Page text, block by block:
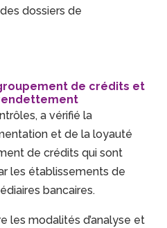
dossiers de
de crédits et
a vérifié la
et de la loyauté
de crédits qui sont
les établissements de
bancaires.
les modalités d’analyse et